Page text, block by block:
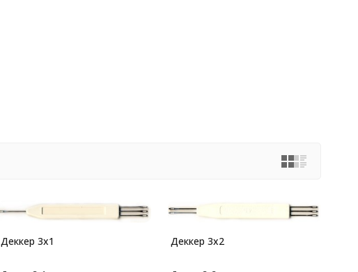
Деккер 3х1 Деккер 3х2